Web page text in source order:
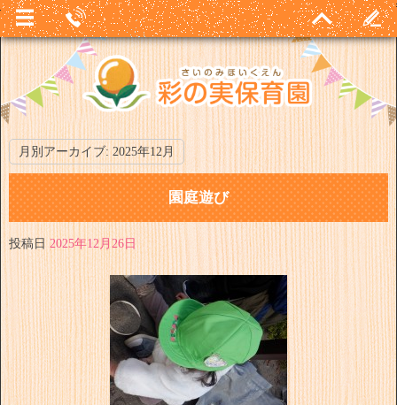
月別アーカイブ:2025年12月
園庭遊び
投稿日 2025年12月26日